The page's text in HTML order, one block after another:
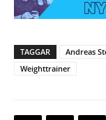
TAGGAR Andreas
Weighttrainer